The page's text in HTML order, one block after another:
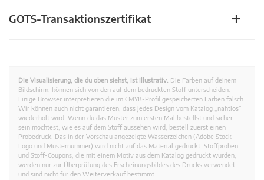
GOTS-Transaktionszertifikat
Die Visualisierung, die du oben siehst, ist illustrativ. Die Farben auf deinem
Bildschirm, können sich von den auf dem bedruckten Stoff unterscheiden.
Einige Browser interpretieren die im CMYK-Profil gespeicherten Farben falsch.
Wir können auch nicht garantieren, dass jedes Design vom Katalog „nahtlos”
wiederholt wird. Wenn du das Muster zum ersten Mal bestellst und sicher
sein möchtest, wie es auf dem Stoff aussehen wird, bestell zuerst einen
Probedruck. Das in der Vorschau angezeigte Wasserzeichen (Adobe Stock-
Logo und Musternummer) wird nicht auf das Material gedruckt. Stoffproben
und Stoff-Coupons, die mit einem Motiv aus dem Katalog gedruckt wurden,
werden nur zur Überprüfung des Erscheinungsbildes des Drucks verwendet
und sind nicht für den Weiterverkauf bestimmt.